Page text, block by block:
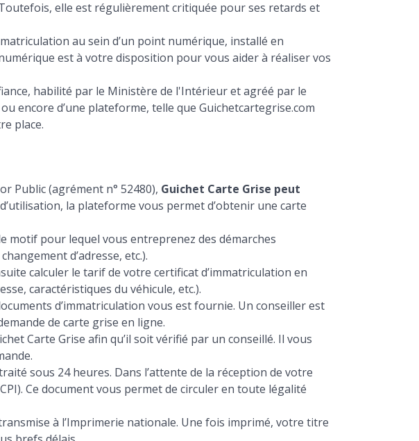
elle est régulièrement critiquée pour ses retards et
au sein d’un point numérique, installé en
est à votre disposition pour vous aider à réaliser vos
habilité par le Ministère de l'Intérieur et agréé par le
encore d’une plateforme, telle que Guichetcartegrise.com
place.
Public (agrément n° 52480), Guichet Carte Grise peut
la plateforme vous permet d’obtenir une carte
motif pour lequel vous entreprenez des démarches
d’adresse, etc.).
calculer le tarif de votre certificat d’immatriculation en
caractéristiques du véhicule, etc.).
d’immatriculation vous est fournie. Un conseiller est
de carte grise en ligne.
Carte Grise afin qu’il soit vérifié par un conseillé. Il vous
sous 24 heures. Dans l’attente de la réception de votre
Ce document vous permet de circuler en toute légalité
à l’Imprimerie nationale. Une fois imprimé, votre titre